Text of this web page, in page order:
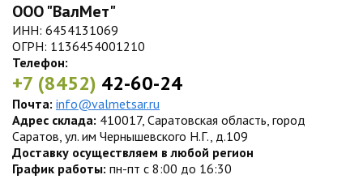
ООО "ВалМет"
ИНН: 6454131069
ОГРН: 1136454001210
Телефон:
+7 (8452) 42-60-24
Почта: info@valmetsar.ru
Адрес склада: 410017, Саратовская область, город
Саратов, ул. им Чернышевского Н.Г., д.109
Доставку осуществляем в любой регион
График работы: пн-пт с 8:00 до 16:30